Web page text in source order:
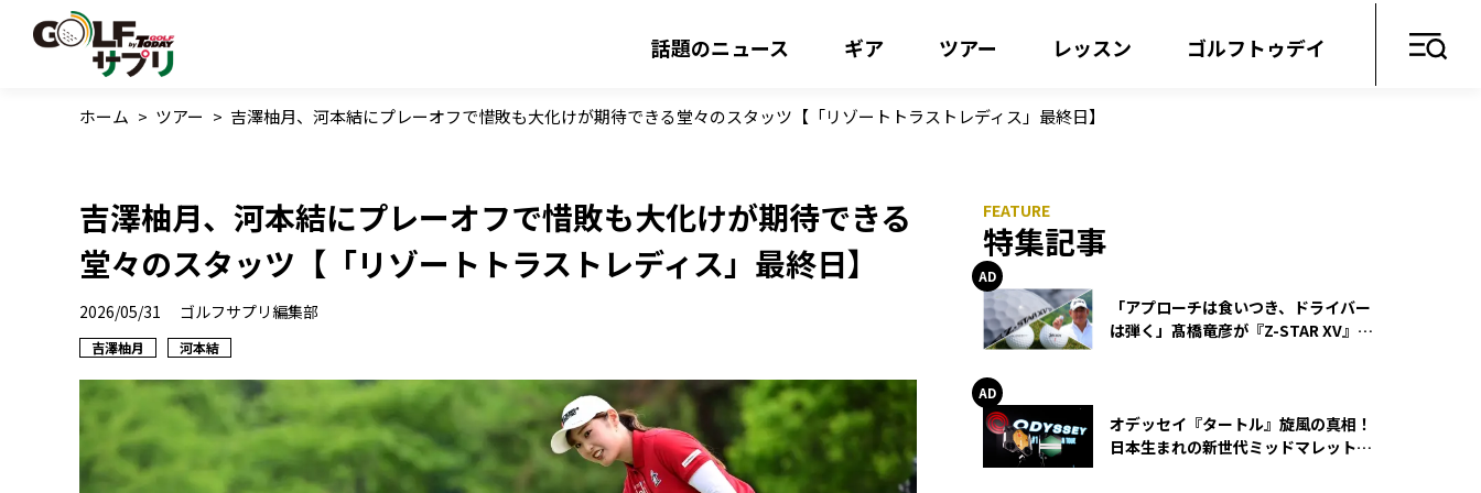
話題のニュース ギア ツアー レッスン ゴルフトゥデイ
ホーム > ツアー > 吉澤柚月、河本結にプレーオフで惜敗も大化けが期待できる堂々のスタッツ【「リゾートトラストレディス」最終日】
吉澤柚月、河本結にプレーオフで惜敗も大化けが期待できる
堂々のスタッツ【「リゾートトラストレディス」最終日】
2026/05/31 ゴルフサプリ編集部
吉澤柚月 河本結
特集記事
「アプローチは食いつき、ドライバー
は弾く」髙橋竜彦が『Z-STAR XV』を
オデッセイ『タートル』旋風の真相！
日本生まれの新世代ミッドマレットが